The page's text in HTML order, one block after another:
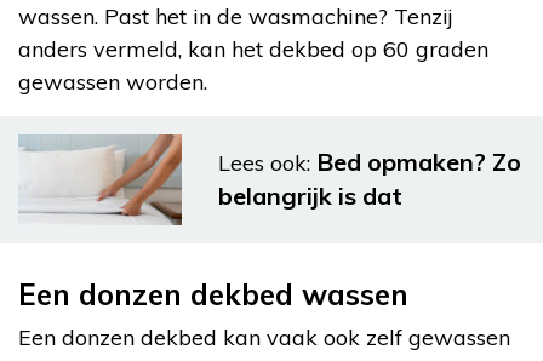
wassen. Past het in de wasmachine? Tenzij
anders vermeld, kan het dekbed op 60 graden
gewassen worden.
Lees ook: Bed opmaken? Zo
belangrijk is dat
Een donzen dekbed wassen
Een donzen dekbed kan vaak ook zelf gewassen